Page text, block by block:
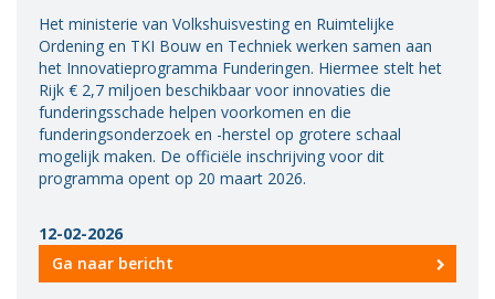
Opleidingen
Over
BWT
BMK
Vacatures
Vereniging
BWT
Het ministerie van Volkshuisvesting en Ruimtelijke
Ordening en TKI Bouw en Techniek werken samen aan
het Innovatieprogramma Funderingen. Hiermee stelt het
Rijk € 2,7 miljoen beschikbaar voor innovaties die
funderingsschade helpen voorkomen en die
funderingsonderzoek en -herstel op grotere schaal
mogelijk maken. De officiële inschrijving voor dit
programma opent op 20 maart 2026.
12-02-2026
Ga naar bericht